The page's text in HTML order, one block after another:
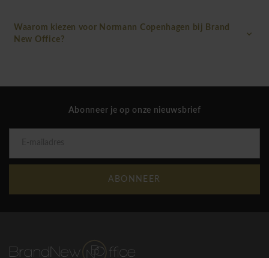
Waarom kiezen voor Normann Copenhagen bij Brand
New Office?
Abonneer je op onze nieuwsbrief
ABONNEER